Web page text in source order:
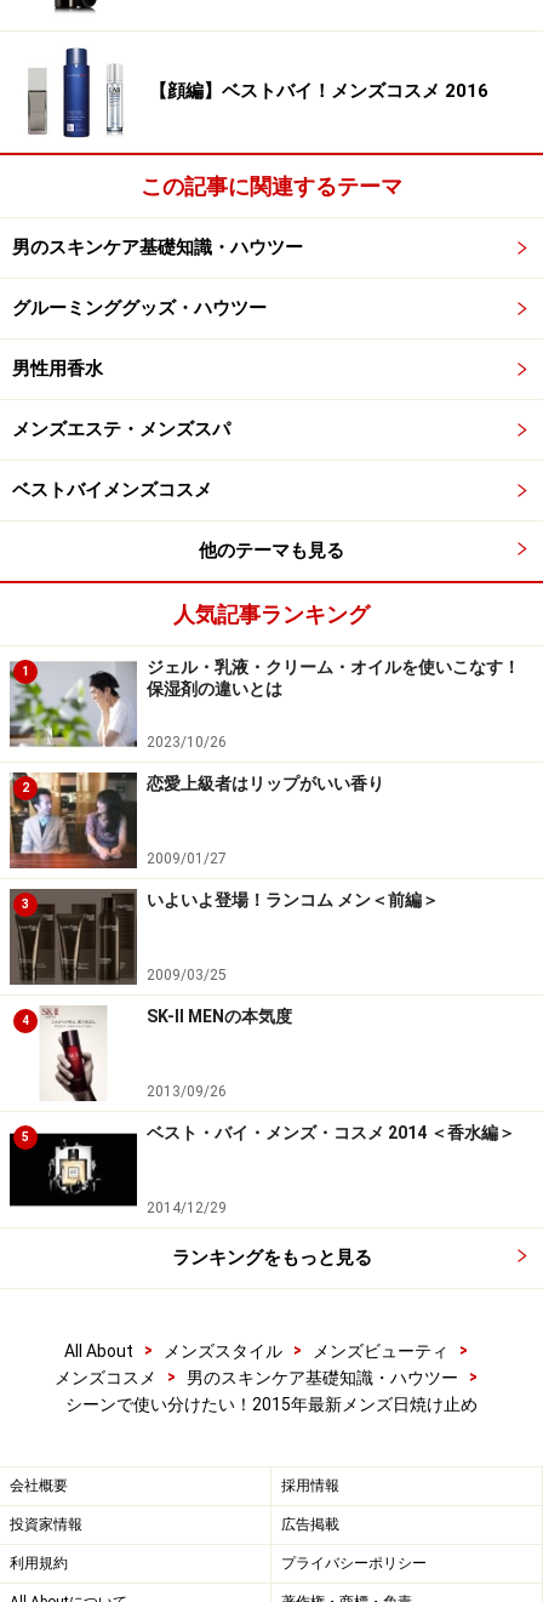
次ページでは「リゾートシーン＆育メンパパおすすめの
日焼け止め」を紹介します！
※記事内容は執筆時点のものです。最新の内容をご確認くださ
い。
1/2 次のページへ
【顔編】ベストバイ！メンズコスメ 2016
この記事に関連するテーマ
男のスキンケア基礎知識・ハウツー
グルーミンググッズ・ハウツー
男性用香水
メンズエステ・メンズスパ
ベストバイメンズコスメ
他のテーマも見る
人気記事ランキング
1
ジェル・乳液・クリーム・オイルを使いこなす！
保湿剤の違いとは
2023/10/26
2 恋愛上級者はリップがいい香り
2009/01/27
3 いよいよ登場！ランコム メン＜前編＞
2009/03/25
4 SK-II MENの本気度
2013/09/26
5 ベスト・バイ・メンズ・コスメ 2014 ＜香水編＞
2014/12/29
ランキングをもっと見る
All About > メンズスタイル > メンズビューティ
>
メンズコスメ
> 男のスキンケア基礎知識・ハウツー
>
シーンで使い分けたい！2015年最新メンズ日焼け止め
会社概要 採用情報
投資家情報 広告掲載
利用規約 プライバシーポリシー